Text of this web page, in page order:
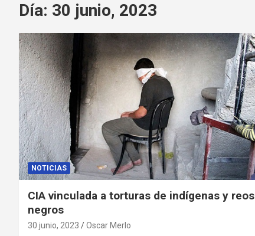
Día: 30 junio, 2023
NOTICIAS
CIA vinculada a torturas de indígenas y reos
negros
30 junio, 2023 Oscar Merlo